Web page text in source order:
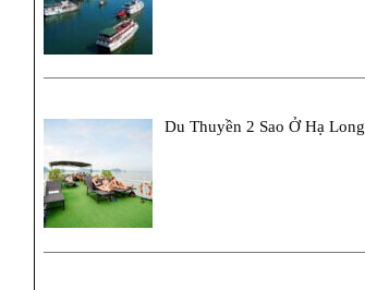
Du Thuyền 2 Sao Ở Hạ Long